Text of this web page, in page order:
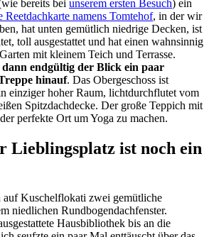
bereits bei unserem ersten Besuch) ein
Reetdachkarte namens Tomtehof, in der wir
hat unten gemütlich niedrige Decken, ist
toll ausgestattet und hat einen wahnsinnig
mit kleinem Teich und Terrasse.
endgültig der Blick ein paar
hinauf. Das Obergeschoss ist
einziger hoher Raum, lichtdurchflutet vom
Spitzdachdecke. Der große Teppich mit
perfekte Ort um Yoga zu machen.
Lieblingsplatz ist noch ein
auf Kuschelflokati zwei gemütliche
niedlichen Rundbogendachfenster.
Hausbibliothek bis an die